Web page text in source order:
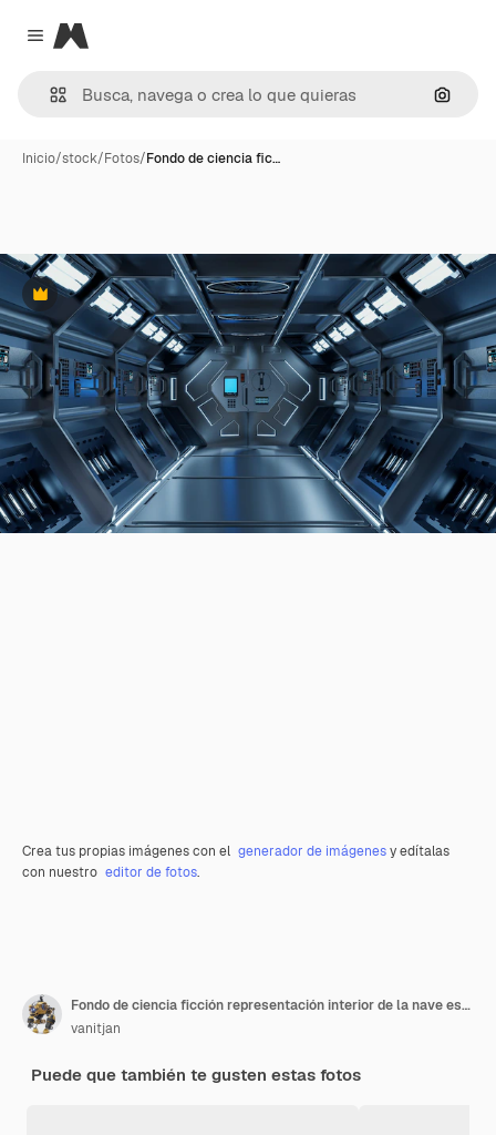
Close menu
Magnific
Inicio/stock/Fotos/Fondo de ciencia fic…
Premium
Crea tus propias imágenes con el generador de imágenesy edítalas
con nuestro editor de fotos.
Fondo de ciencia ficción representación interior de la nave espacial de ciencia ficción corredores luz azul, representación 3D
vanitjan
Puede que también te gusten estas fotos